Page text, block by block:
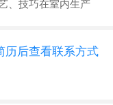
历后查看联系方式